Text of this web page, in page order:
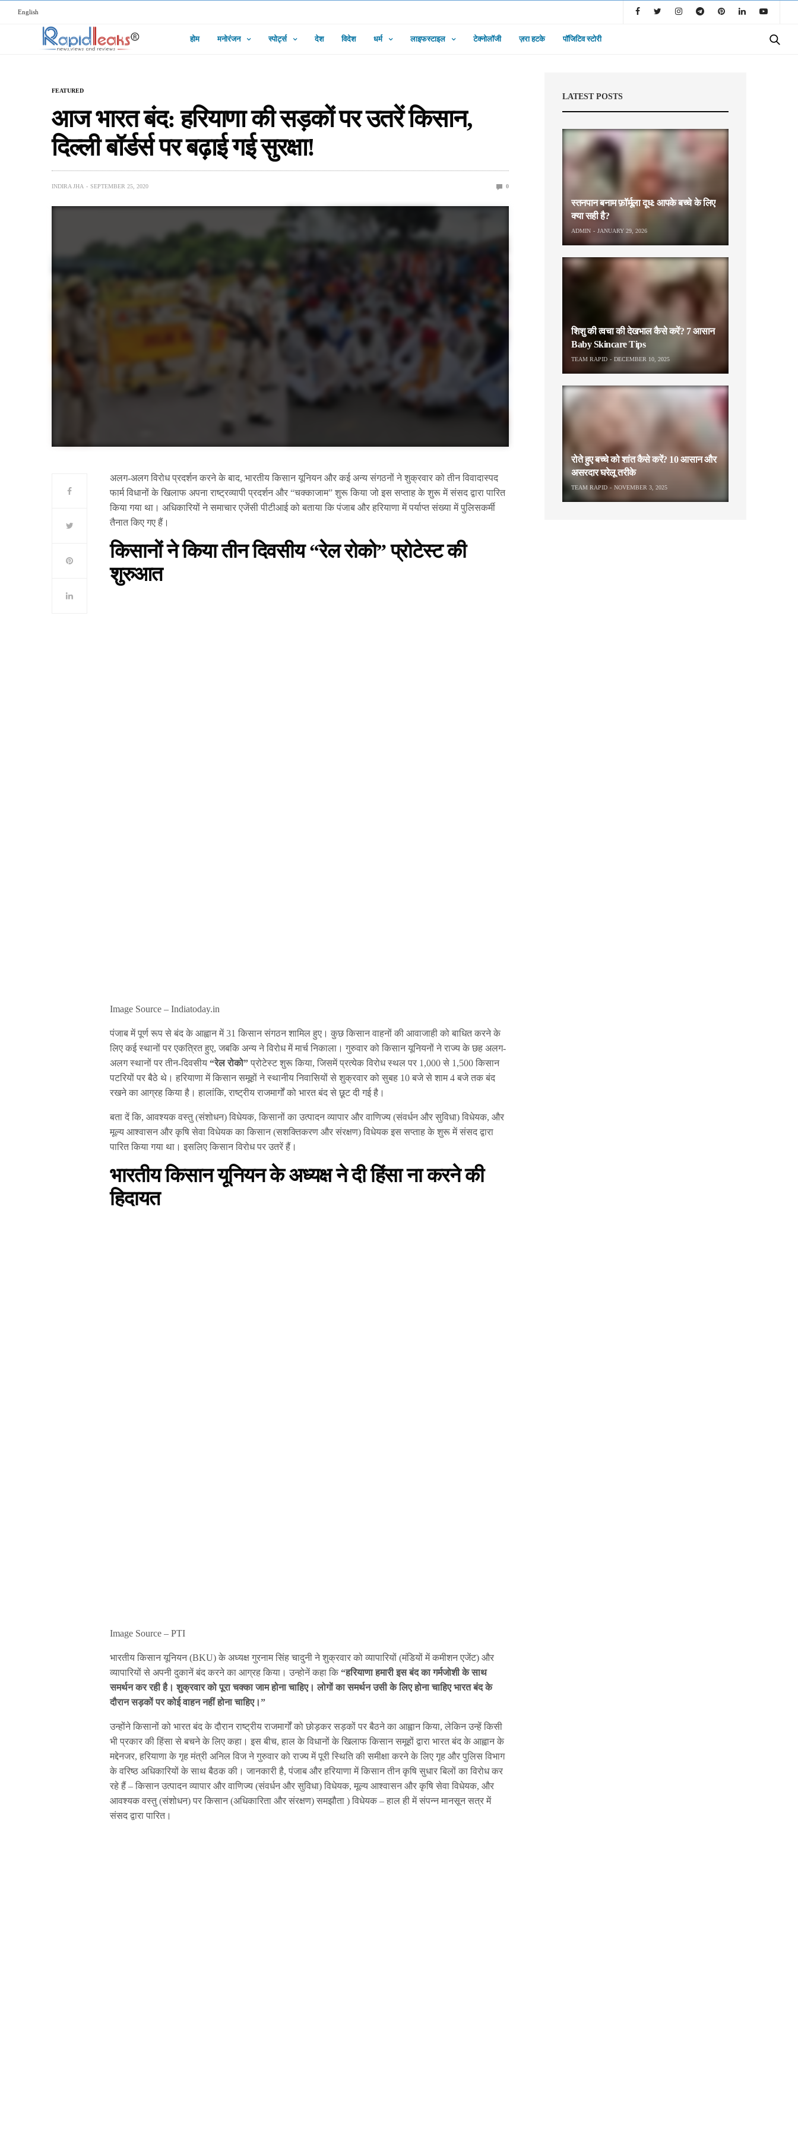
English
होम मनोरंजन स्पोर्ट्स देश विदेश धर्म लाइफस्टाइल टेक्नोलॉजी ज़रा हटके पॉजिटिव स्टोरी
FEATURED
आज भारत बंद: हरियाणा की सड़कों पर उतरें किसान,
दिल्ली बॉर्डर्स पर बढ़ाई गई सुरक्षा!
INDIRA JHA SEPTEMBER 25, 2020 0
अलग-अलग विरोध प्रदर्शन करने के बाद, भारतीय किसान यूनियन और कई अन्य संगठनों ने शुक्रवार को तीन विवादास्पद
फार्म विधानों के खिलाफ अपना राष्ट्रव्यापी प्रदर्शन और “चक्काजाम” शुरू किया जो इस सप्ताह के शुरू में संसद द्वारा पारित
किया गया था। अधिकारियों ने समाचार एजेंसी पीटीआई को बताया कि पंजाब और हरियाणा में पर्याप्त संख्या में पुलिसकर्मी
तैनात किए गए हैं।
किसानों ने किया तीन दिवसीय “रेल रोको” प्रोटेस्ट की
शुरुआत
Image Source – Indiatoday.in
पंजाब में पूर्ण रूप से बंद के आह्वान में 31 किसान संगठन शामिल हुए। कुछ किसान वाहनों की आवाजाही को बाधित करने के
लिए कई स्थानों पर एकत्रित हुए, जबकि अन्य ने विरोध में मार्च निकाला। गुरुवार को किसान यूनियनों ने राज्य के छह अलग-
अलग स्थानों पर तीन-दिवसीय“रेल रोको” प्रोटेस्ट शुरू किया, जिसमें प्रत्येक विरोध स्थल पर 1,000 से 1,500 किसान
पटरियों पर बैठे थे। हरियाणा में किसान समूहों ने स्थानीय निवासियों से शुक्रवार को सुबह 10 बजे से शाम 4 बजे तक बंद
रखने का आग्रह किया है। हालांकि, राष्ट्रीय राजमार्गों को भारत बंद से छूट दी गई है।
बता दें कि, आवश्यक वस्तु (संशोधन) विधेयक, किसानों का उत्पादन व्यापार और वाणिज्य (संवर्धन और सुविधा) विधेयक, और
मूल्य आश्वासन और कृषि सेवा विधेयक का किसान (सशक्तिकरण और संरक्षण) विधेयक इस सप्ताह के शुरू में संसद द्वारा
पारित किया गया था। इसलिए किसान विरोध पर उतरें हैं।
भारतीय किसान यूनियन के अध्यक्ष ने दी हिंसा ना करने की
हिदायत
Image Source – PTI
भारतीय किसान यूनियन (BKU) के अध्यक्ष गुरनाम सिंह चादुनी ने शुक्रवार को व्यापारियों (मंडियों में कमीशन एजेंट) और
व्यापारियों से अपनी दुकानें बंद करने का आग्रह किया। उन्होनें कहा कि“हरियाणा हमारी इस बंद का गर्मजोशी के साथ
समर्थन कर रही है। शुक्रवार को पूरा चक्का जाम होना चाहिए। लोगों का समर्थन उसी के लिए होना चाहिए भारत बंद के
दौरान सड़कों पर कोई वाहन नहीं होना चाहिए।”
उन्होंने किसानों को भारत बंद के दौरान राष्ट्रीय राजमार्गों को छोड़कर सड़कों पर बैठने का आह्वान किया, लेकिन उन्हें किसी
भी प्रकार की हिंसा से बचने के लिए कहा। इस बीच, हाल के विधानों के खिलाफ किसान समूहों द्वारा भारत बंद के आह्वान के
मद्देनजर, हरियाणा के गृह मंत्री अनिल विज ने गुरुवार को राज्य में पूरी स्थिति की समीक्षा करने के लिए गृह और पुलिस विभाग
के वरिष्ठ अधिकारियों के साथ बैठक की। जानकारी है, पंजाब और हरियाणा में किसान तीन कृषि सुधार बिलों का विरोध कर
रहे हैं – किसान उत्पादन व्यापार और वाणिज्य (संवर्धन और सुविधा) विधेयक, मूल्य आश्वासन और कृषि सेवा विधेयक, और
आवश्यक वस्तु (संशोधन) पर किसान (अधिकारिता और संरक्षण) समझौता ) विधेयक – हाल ही में संपन्न मानसून सत्र में
संसद द्वारा पारित।
LATEST POSTS
स्तनपान बनाम फ़ॉर्मूला दूध: आपके बच्चे के लिए
क्या सही है?
ADMIN JANUARY 29, 2026
शिशु की त्वचा की देखभाल कैसे करें? 7 आसान
Baby Skincare Tips
TEAM RAPID DECEMBER 10, 2025
रोते हुए बच्चे को शांत कैसे करें? 10 आसान और
असरदार घरेलू तरीके
TEAM RAPID NOVEMBER 3, 2025